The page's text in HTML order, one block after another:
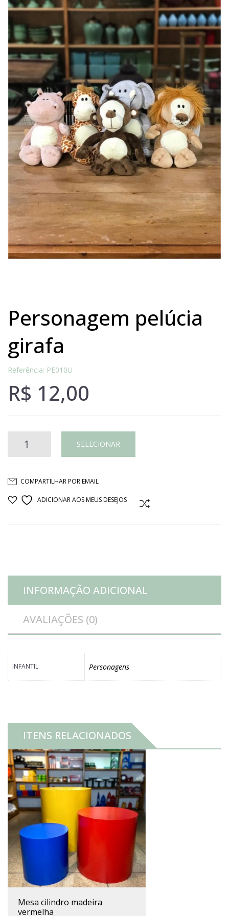
Lost Password
Cadastrar Conta
personagem pelúcia
girafa
Referência: PE010U
R$ 12,00
Personagem
girafa
SELECIONAR
COMPARTILHAR POR EMAIL
ADICIONAR AOS MEUS DESEJOS
INFORMAÇÃO ADICIONAL
AVALIAÇÕES (0)
INFANTIL Personagens
ITENS RELACIONADOS
mesa cilindro madeira
vermelha